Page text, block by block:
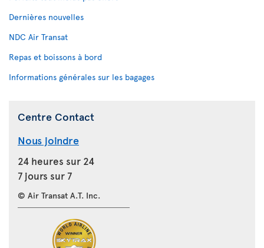
Dernières nouvelles
NDC Air Transat
Repas et boissons à bord
Informations générales sur les bagages
Centre Contact
Nous joindre
24 heures sur 24
7 jours sur 7
© Air Transat A.T. Inc.